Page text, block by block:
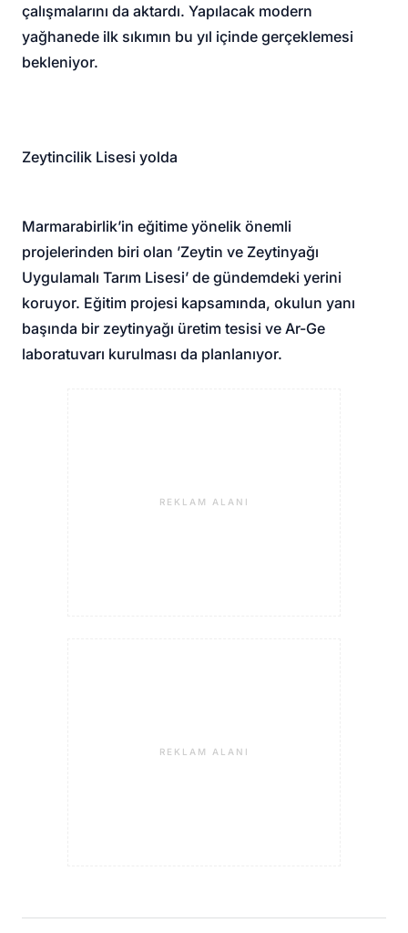
çalışmalarını da aktardı. Yapılacak modern
yağhanede ilk sıkımın bu yıl içinde gerçeklemesi
bekleniyor.
Zeytincilik Lisesi yolda
Marmarabirlik’in eğitime yönelik önemli
projelerinden biri olan ’Zeytin ve Zeytinyağı
Uygulamalı Tarım Lisesi’ de gündemdeki yerini
koruyor. Eğitim projesi kapsamında, okulun yanı
başında bir zeytinyağı üretim tesisi ve Ar-Ge
laboratuvarı kurulması da planlanıyor.
REKLAM ALANI
REKLAM ALANI